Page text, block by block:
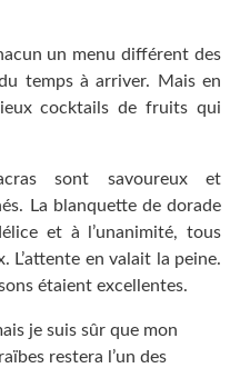
un menu différent des
temps à arriver. Mais en
cocktails de fruits qui
sont savoureux et
La blanquette de dorade
et à l’unanimité, tous
L’attente en valait la peine.
étaient excellentes.
je suis sûr que mon
restera l’un des